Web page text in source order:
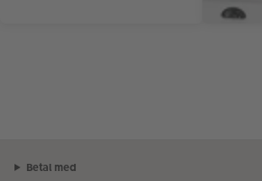
Betal med